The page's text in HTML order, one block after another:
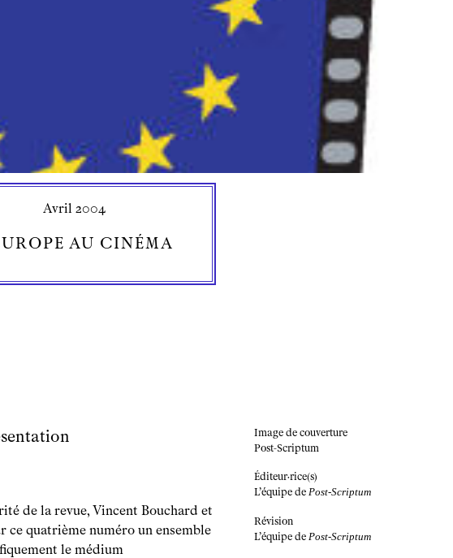
Avril 2004
AU CINÉMA
de la revue, Vincent Bouchard et
quatrième numéro un ensemble
le médium
Image de couverture
Post-Scriptum
Éditeur·rice(s)
L’équipe de Post-Scriptum
Révision
L’équipe de Post-Scriptum